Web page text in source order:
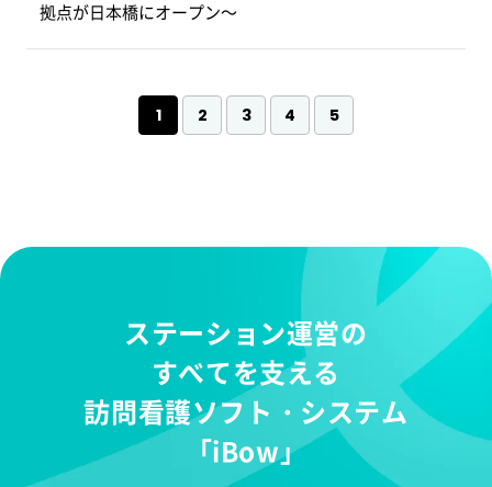
拠点が日本橋にオープン～
1 2 3 4 5
ステーション運営の
すべてを支える
訪問看護ソフト・システム
「iBow」